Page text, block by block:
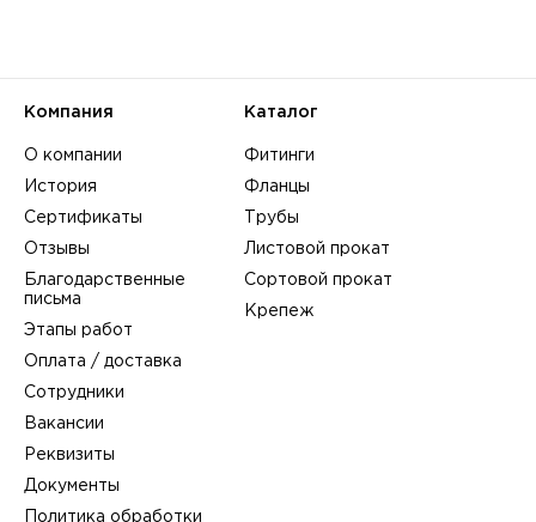
Компания
О компании
История
Сертификаты
Отзывы
Благодарственные
письма
Этапы работ
Оплата / доставка
Сотрудники
Вакансии
Реквизиты
Документы
Политика обработки
Каталог
Фитинги
Фланцы
Трубы
Листовой прокат
Сортовой прокат
Крепеж